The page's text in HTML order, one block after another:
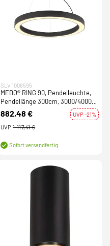
SLV 1008595
MEDO® RING 90, Pendelleuchte,
Pendellänge 300cm, 3000/4000K,
110°, PHASE, schwarz
882,48 €
UVP -21%
UVP 1.117,41 €
Sofort versandfertig